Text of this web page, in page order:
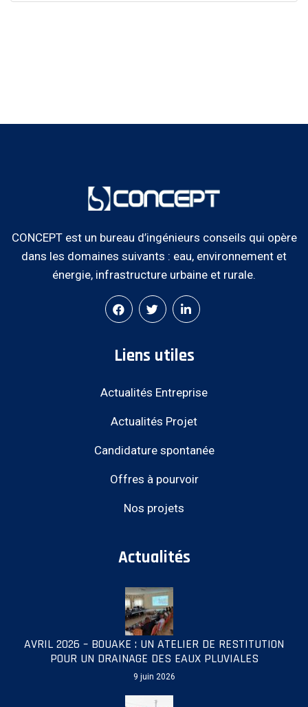
CONCEPT est un bureau d’ingénieurs conseils qui opère
dans les domaines suivants : eau, environnement et
énergie, infrastructure urbaine et rurale.
Liens utiles
Actualités Entreprise
Actualités Projet
Candidature spontanée
Offres à pourvoir
Nos projets
Actualités
AVRIL 2026 – BOUAKE : UN ATELIER DE RESTITUTION
POUR UN DRAINAGE DES EAUX PLUVIALES
9 juin 2026